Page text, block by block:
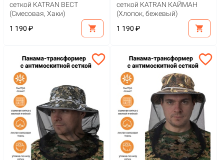
сеткой KATRAN ВЕСТ
(Смесовая, Хаки)
1 190 ₽
shopping_cart
сеткой KATRAN КАЙМАН
(Хлопок, бежевый)
1 190 ₽
shopping_cart
favorite_border favorite_border